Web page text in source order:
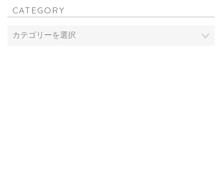
CATEGORY